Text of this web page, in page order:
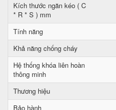
Kích thước ngăn kéo ( C
* R * S ) mm
Tính năng
Khả năng chống cháy
Hệ thống khóa liên hoàn
thông minh
Thương hiệu
Bảo hành